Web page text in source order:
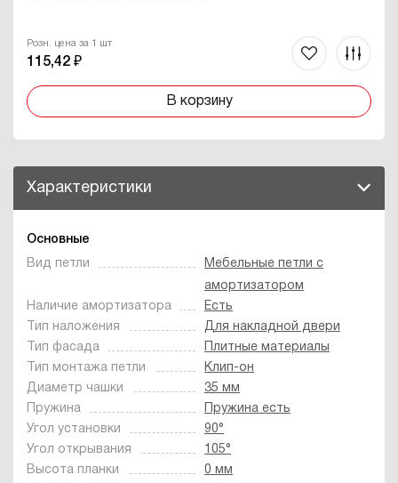
Розн. цена за 1 шт
115,42 ₽
В корзину
Характеристики
Основные
Вид петли
Мебельные петли с
амортизатором
Наличие амортизатора
Есть
Тип наложения
Для накладной двери
Тип фасада
Плитные материалы
Тип монтажа петли
Клип-он
Диаметр чашки
35 мм
Пружина
Пружина есть
Угол установки
90°
Угол открывания
105°
Высота планки
0 мм